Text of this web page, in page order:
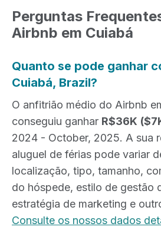
Perguntas
Airbnb em Cuiabá
Quanto se pode ganhar
Cuiabá, Brazil?
O anfitrião médio do Airbnb
conseguiu ganhar R$36K
2024 - October, 2025. A sua
aluguel de férias pode variar
localização, tipo, tamanho,
do hóspede, estilo de gestão
estratégia de marketing e
Consulte os nossos dados